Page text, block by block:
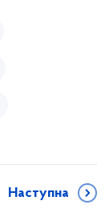
Наступна